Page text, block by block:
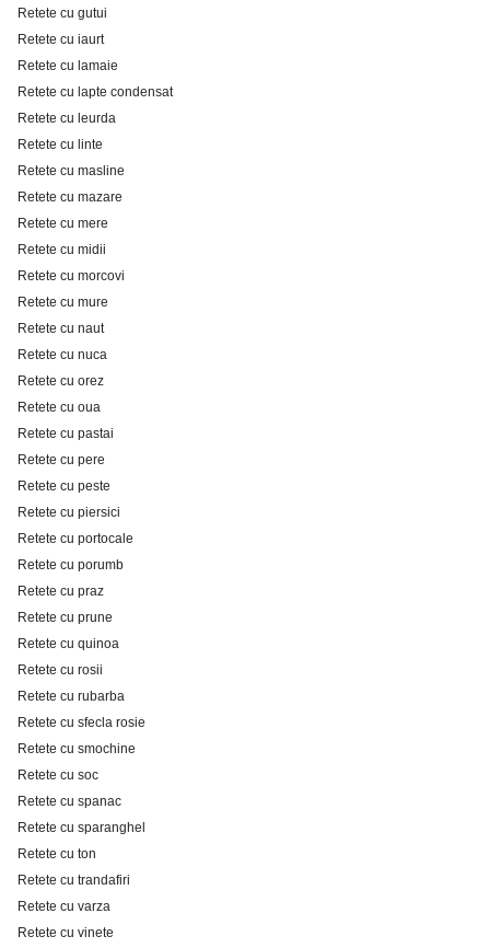
Retete cu gutui
Retete cu iaurt
Retete cu lamaie
Retete cu lapte condensat
Retete cu leurda
Retete cu linte
Retete cu masline
Retete cu mazare
Retete cu mere
Retete cu midii
Retete cu morcovi
Retete cu mure
Retete cu naut
Retete cu nuca
Retete cu orez
Retete cu oua
Retete cu pastai
Retete cu pere
Retete cu peste
Retete cu piersici
Retete cu portocale
Retete cu porumb
Retete cu praz
Retete cu prune
Retete cu quinoa
Retete cu rosii
Retete cu rubarba
Retete cu sfecla rosie
Retete cu smochine
Retete cu soc
Retete cu spanac
Retete cu sparanghel
Retete cu ton
Retete cu trandafiri
Retete cu varza
Retete cu vinete